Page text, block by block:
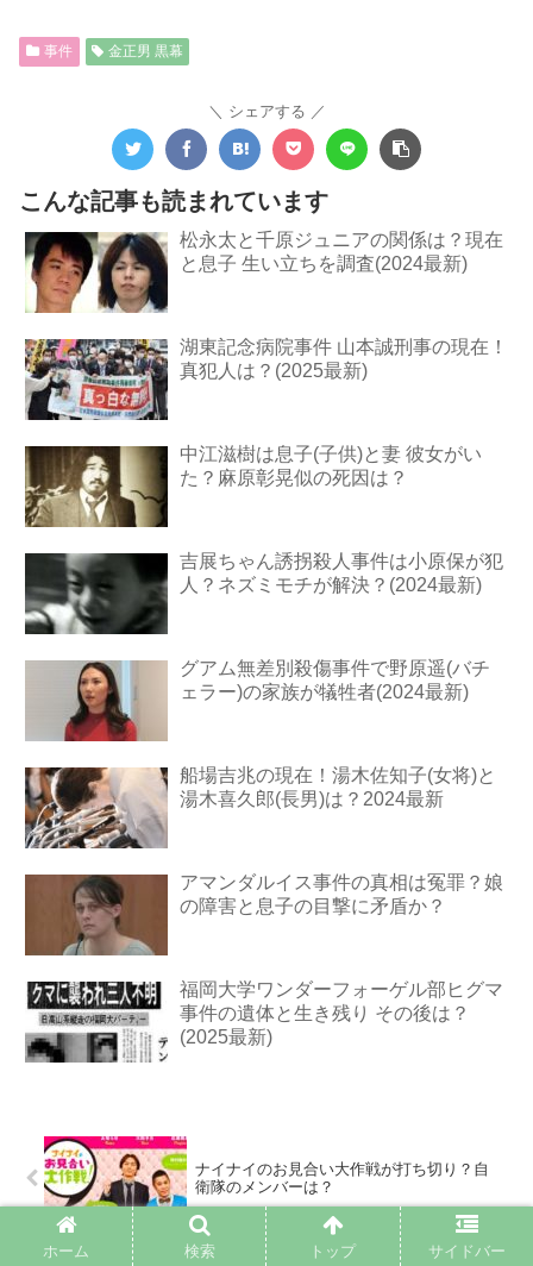
事件 金正男 黒幕
シェアする
こんな記事も読まれています
松永太と千原ジュニアの関係は？現在
と息子 生い立ちを調査(2024最新)
湖東記念病院事件 山本誠刑事の現在！
真犯人は？(2025最新)
中江滋樹は息子(子供)と妻 彼女がい
た？麻原彰晃似の死因は？
吉展ちゃん誘拐殺人事件は小原保が犯
人？ネズミモチが解決？(2024最新)
グアム無差別殺傷事件で野原遥(バチ
ェラー)の家族が犠牲者(2024最新)
船場吉兆の現在！湯木佐知子(女将)と
湯木喜久郎(長男)は？2024最新
アマンダルイス事件の真相は冤罪？娘
の障害と息子の目撃に矛盾か？
福岡大学ワンダーフォーゲル部ヒグマ
事件の遺体と生き残り その後は？
(2025最新)
ナイナイのお見合い大作戦が打ち切り？自
衛隊のメンバーは？
ホーム 検索 トップ サイドバー